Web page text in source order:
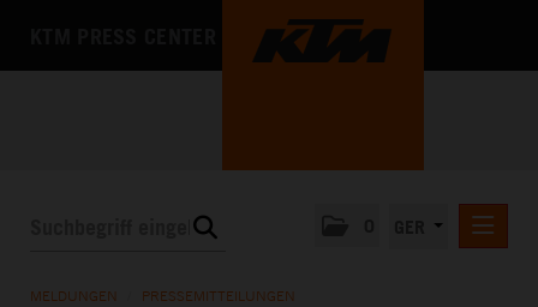
MELDUNGEN PRESSEMITTEILUNGEN